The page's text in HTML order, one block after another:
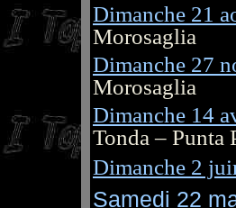
Dimanche 21
Morosaglia
Dimanche 27
Morosaglia
Dimanche 14
Tonda – Punta
Dimanche 2
Samedi 22